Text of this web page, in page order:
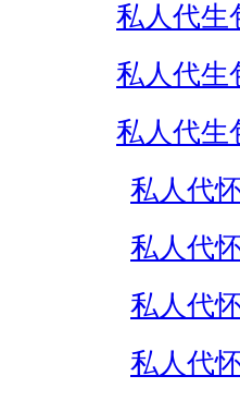
私人代生
私人代生
私人代生
私人代
私人代
私人代
私人代